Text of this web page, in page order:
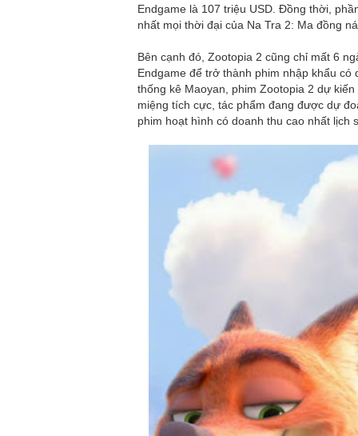
Bạn gái người
mặc bikini đáp trả
Ronaldo kết thúc
Nassr
Bão số 3 tiếp tục
Áp thấp nhiệt đới
Bắc bắt đầu mưa
Ca sĩ Hà Phương
show diễn
Bắt giữ bà trùm
Endgame là 107 triệu USD. Đồng thời,
nhất mọi thời đại của Na Tra 2: Ma đồng
Bên cạnh đó, Zootopia 2 cũng chỉ mất 6
Endgame để trở thành phim nhập khẩu
thống kê Maoyan, phim Zootopia 2 dự
miệng tích cực, tác phẩm đang được dự
phim hoạt hình có doanh thu cao nhất lịch